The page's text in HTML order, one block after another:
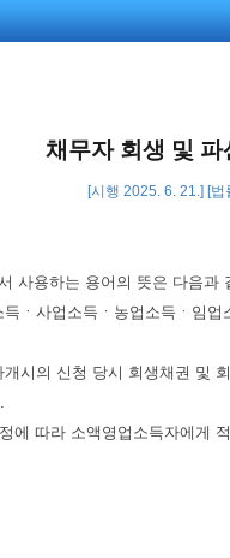
채무자 회생 및
[시행 2025. 6. 21.] [
사용하는 용어의 뜻은 다음과
득ㆍ사업소득ㆍ농업소득ㆍ임
개시의 신청 당시 회생채권 및
에 따라 소액영업소득자에게